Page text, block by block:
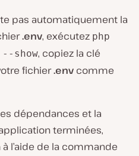
pas automatiquement la
.env, exécutez php
show, copiez la clé
fichier.env comme
dépendances et la
terminées,
l’aide de la commande